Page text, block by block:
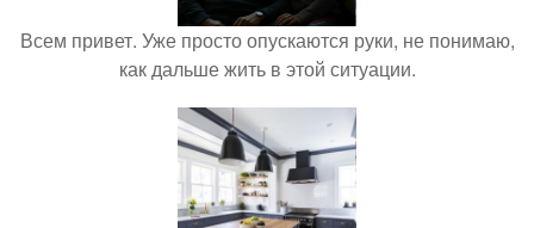
Всем привет. Уже просто опускаются руки, не понимаю,
как дальше жить в этой ситуации.